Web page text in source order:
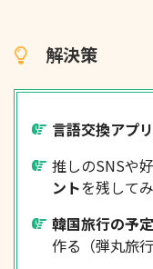
解決策
言語交換アプリ
推しのSNSや
ントを残して
韓国旅行の予定
作る（弾丸旅